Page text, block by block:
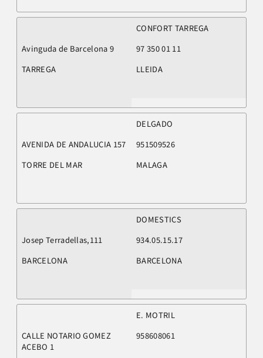
CONFORT TARREGA
Avinguda de Barcelona 9
97 350 01 11
TARREGA
LLEIDA
DELGADO
AVENIDA DE ANDALUCIA 157
951509526
TORRE DEL MAR
MALAGA
DOMESTICS
Josep Terradellas,111
934.05.15.17
BARCELONA
BARCELONA
E. MOTRIL
CALLE NOTARIO GOMEZ
ACEBO 1
958608061